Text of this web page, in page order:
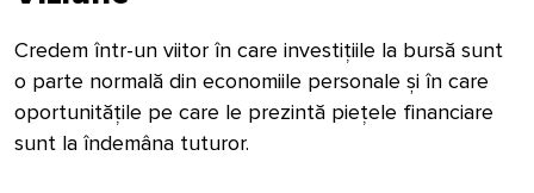
Credem într-un viitor în care investițiile la bursă sunt
o parte normală din economiile personale și în care
oportunitățile pe care le prezintă piețele financiare
sunt la îndemâna tuturor.